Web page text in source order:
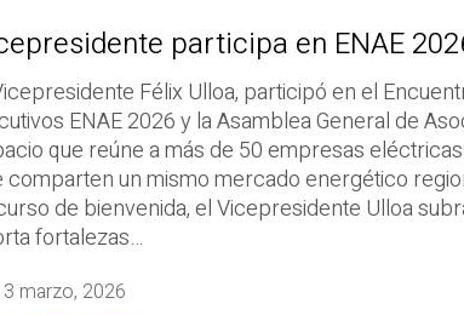
participa en ENAE
Félix Ulloa, participó en el
ENAE 2026 y la Asamblea General de
que reúne a más de 50 empresas
comparten un mismo mercado energético
de bienvenida, el Vicepresidente Ulloa
fortalezas…
3 marzo, 2026